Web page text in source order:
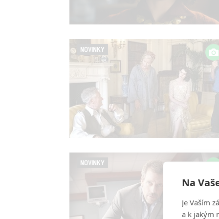
NOVINKY
NOVINKY
Na
Je Vaším
a k jakým